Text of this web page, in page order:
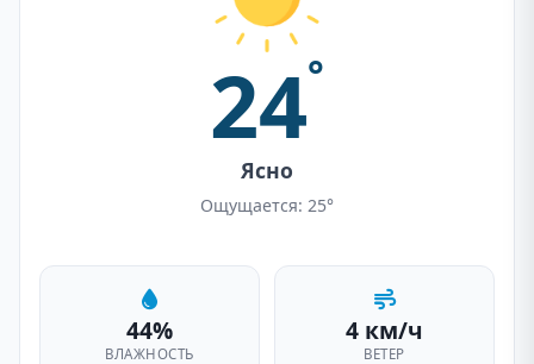
24°
Ясно
Ощущается: 25°
44%
ВЛАЖНОСТЬ
4 км/ч
ВЕТЕР